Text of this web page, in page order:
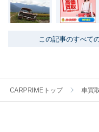
この記事のすべて
CARPRIMEトップ 車買取